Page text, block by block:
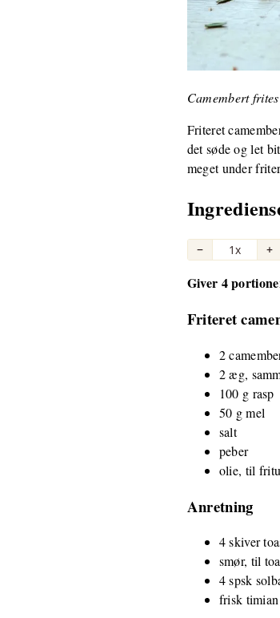
Camembert
Friteret
det søde og let
meget under
− 1x +
Giver 4
Friteret
2
2 æg,
100 g rasp
50 g mel
salt
peber
olie, til
Anretning
4 skiver
smør, til
4 spsk
frisk